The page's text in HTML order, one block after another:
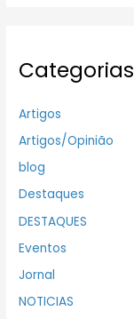
Categorias
Artigos
Artigos/Opinião
blog
Destaques
DESTAQUES
Eventos
Jornal
NOTICIAS